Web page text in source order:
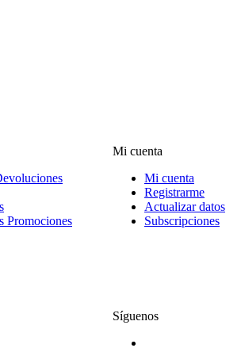
Promociones
Mi cuenta
Mi cuenta
Registrarme
Actualizar datos
Subscripciones
Síguenos